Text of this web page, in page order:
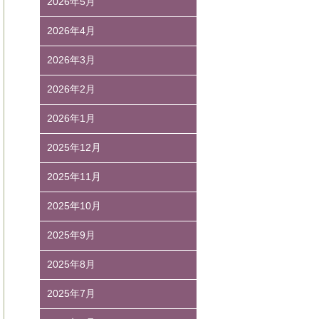
2026年4月
2026年3月
2026年2月
2026年1月
2025年12月
2025年11月
2025年10月
2025年9月
2025年8月
2025年7月